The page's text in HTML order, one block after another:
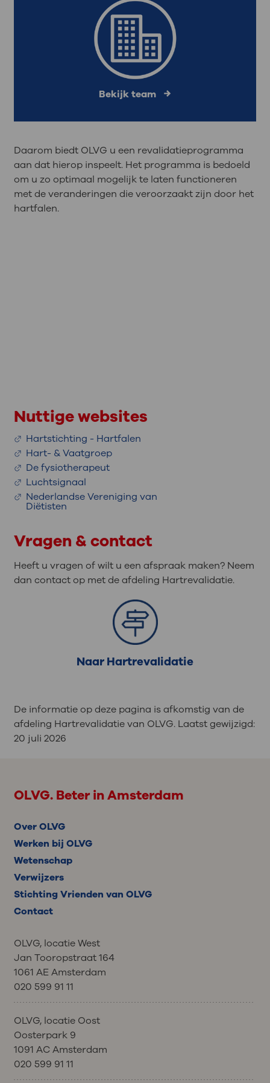
Bekijk team
Daarom biedt OLVG u een revalidatieprogramma
aan dat hierop inspeelt. Het programma is bedoeld
om u zo optimaal mogelijk te laten functioneren
met de veranderingen die veroorzaakt zijn door het
hartfalen.
Nuttige websites
Hartstichting - Hartfalen
Hart- & Vaatgroep
De fysiotherapeut
Luchtsignaal
Nederlandse Vereniging van
Diëtisten
Vragen & contact
Heeft u vragen of wilt u een afspraak maken? Neem
dan contact op met de afdeling Hartrevalidatie.
Naar Hartrevalidatie
De informatie op deze pagina is afkomstig van de
afdeling Hartrevalidatie van OLVG. Laatst gewijzigd:
20 juli 2026
OLVG. Beter in Amsterdam
Over OLVG
Werken bij OLVG
Wetenschap
Verwijzers
Stichting Vrienden van OLVG
Contact
OLVG, locatie West
Jan Tooropstraat 164
1061 AE Amsterdam
020 599 91 11
OLVG, locatie Oost
Oosterpark 9
1091 AC Amsterdam
020 599 91 11